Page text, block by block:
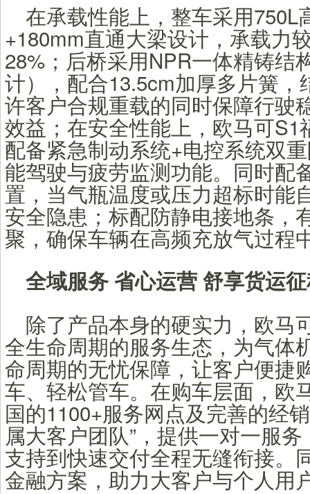
在承载性能上，整车采用750L
+180mm直通大梁设计，承载力
28%；后桥采用NPR一体精铸结
计），配合13.5cm加厚多片簧，
许客户合规重载的同时保障行驶
效益；在安全性能上，欧马可S1
配备紧急制动系统+电控系统双
能驾驶与疲劳监测功能。同时配
置，当气瓶温度或压力超标时能
安全隐患；标配防静电接地条，
聚，确保车辆在高频充放气过程
全域服务 省心运营 舒享货运
除了产品本身的硬实力，欧马
全生命周期的服务生态，为气体
命周期的无忧保障，让客户便捷
车、轻松管车。在购车层面，欧
国的1100+服务网点及完善的经
属大客户团队”，提供一对一服
支持到快速交付全程无缝衔接。
金融方案，助力大客户与个人用